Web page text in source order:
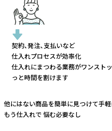
契約、発注、支払いなど
仕入れプロセスが効率化
仕入れにまつわる業務がワンストッ
っと時間を割けます
他にはない商品を簡単に見つけて手軽
もう仕入れで 悩む必要なし